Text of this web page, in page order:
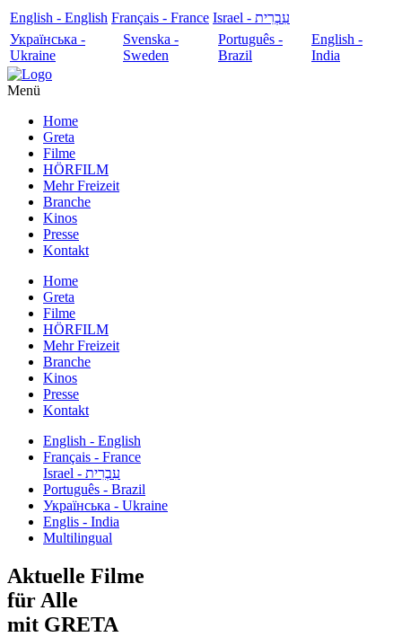
English - English Français - France
עִבְרִית - Israel
Українська -
Ukraine
Svenska -
Sweden
Português -
Brazil
English -
India
Menü
Home
Greta
Filme
HÖRFILM
Mehr Freizeit
Branche
Kinos
Presse
Kontakt
Home
Greta
Filme
HÖRFILM
Mehr Freizeit
Branche
Kinos
Presse
Kontakt
English - English
Français - France
עִבְרִית - Israel
Português - Brazil
Українська - Ukraine
Englis - India
Multilingual
Aktuelle Filme
für Alle
mit GRETA